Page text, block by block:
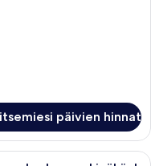
päivien hinnat